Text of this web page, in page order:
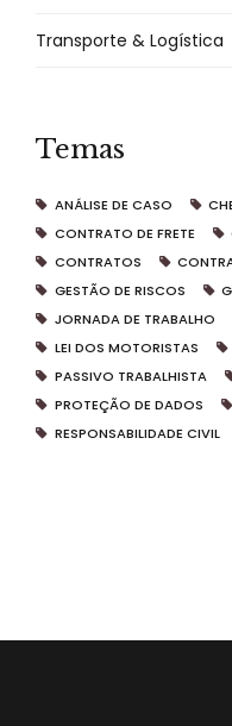
Transporte & Logística
Temas
ANÁLISE DE CASO
CONTRATO DE FRETE
CONTRATOS
GESTÃO DE RISCOS
JORNADA DE TRABALHO
LEI DOS MOTORISTAS
PASSIVO TRABALHISTA
PROTEÇÃO DE DADOS
RESPONSABILIDADE CIVIL